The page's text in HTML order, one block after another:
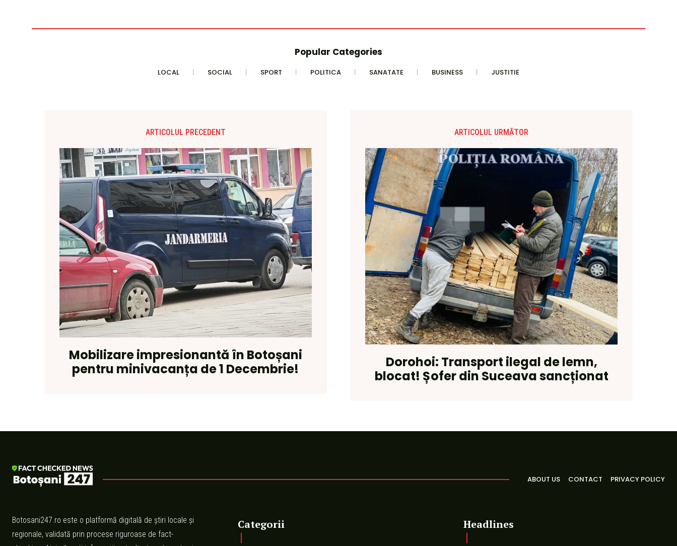
Popular Categories
LOCAL SOCIAL SPORT POLITICA SANATATE BUSINESS JUSTITIE
ARTICOLUL PRECEDENT
Mobilizare impresionantă în Botoșani
pentru minivacanța de 1 Decembrie!
ARTICOLUL URMĂTOR
Dorohoi: Transport ilegal de lemn,
blocat! Șofer din Suceava sancționat
ABOUT US CONTACT PRIVACY POLICY
Botosani247.ro este o platformă digitală de știri locale și
regionale, validată prin procese riguroase de fact-
Categorii Headlines